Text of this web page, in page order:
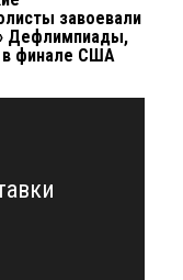
завоевали
Дефлимпиады,
в финале США